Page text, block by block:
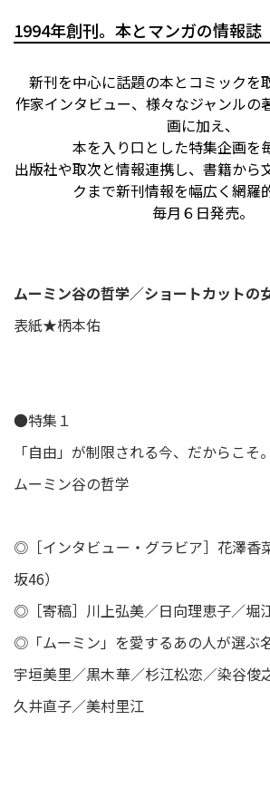
1994年創刊。本とマンガの情報誌
新刊を中心に話題の本とコミックを
作家インタビュー、様々なジャンルの
画に加え、
本を入り口とした特集企画を
出版社や取次と情報連携し、書籍から
クまで新刊情報を幅広く網羅
毎月６日発売。
ムーミン谷の哲学／ショートカットの
表紙★柄本佑
●特集１
「自由」が制限される今、だからこそ。
ムーミン谷の哲学
◎［インタビュー・グラビア］花澤香
坂46）
◎［寄稿］川上弘美／日向理恵子／堀
◎「ムーミン」を愛するあの人が選ぶ
宇垣美里／黒木華／杉江松恋／染谷俊
久井直子／美村里江